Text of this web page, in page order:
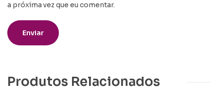
a próxima vez que eu comentar.
Produtos Relacionados